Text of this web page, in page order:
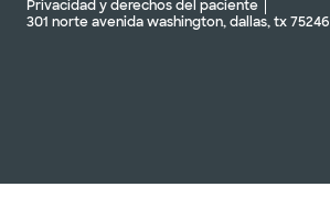
Privacidad y derechos del paciente
301 norte avenida washington, dallas, tx 75246